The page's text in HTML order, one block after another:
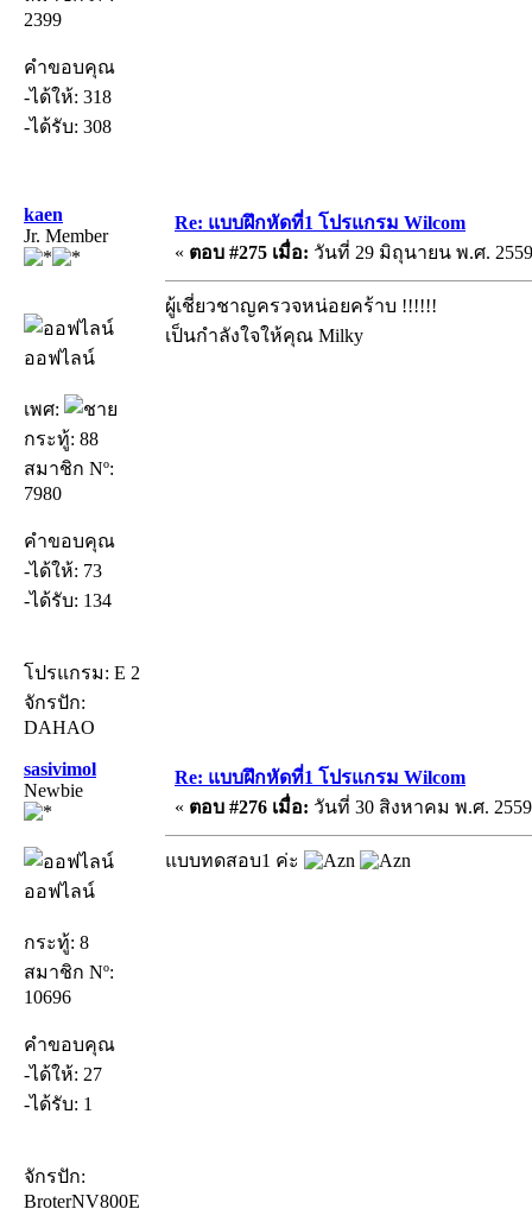
2399
คำขอบคุณ
-ได้ให้: 318
-ได้รับ: 308
kaen
Jr. Member
ออฟไลน์
เพศ:
กระทู้: 88
สมาชิก Nº:
7980
คำขอบคุณ
-ได้ให้: 73
-ได้รับ: 134
โปรแกรม: E 2
จักรปัก:
DAHAO
Re: แบบฝึกหัดที่1 โปรแกรม Wilcom
« ตอบ #275 เมื่อ: วันที่ 29 มิถุนายน พ.ศ.
ผู้เชี่ยวชาญครวจหน่อยคร้าบ !!!!!!
เป็นกำลังใจให้คุณ Milky
sasivimol
Newbie
ออฟไลน์
กระทู้: 8
สมาชิก Nº:
10696
คำขอบคุณ
-ได้ให้: 27
-ได้รับ: 1
จักรปัก:
BroterNV800E
Re: แบบฝึกหัดที่1 โปรแกรม Wilcom
« ตอบ #276 เมื่อ: วันที่ 30 สิงหาคม พ.ศ.
แบบทดสอบ1 ค่ะ